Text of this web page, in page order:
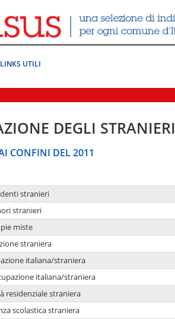
LINKS UTILI
DEGLI STRANIERI
CONFINI DEL 2011
stranieri
stranieri
miste
straniera
italiana/straniera
italiana/straniera
residenziale straniera
scolastica straniera